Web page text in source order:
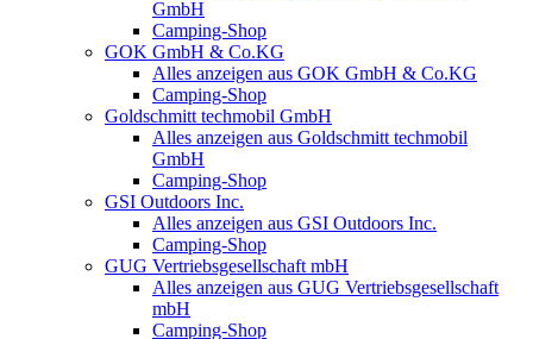
GmbH
Camping-Shop
GOK GmbH & Co.KG
Alles anzeigen aus GOK GmbH & Co.KG
Camping-Shop
Goldschmitt techmobil GmbH
Alles anzeigen aus Goldschmitt techmobil
GmbH
Camping-Shop
GSI Outdoors Inc.
Alles anzeigen aus GSI Outdoors Inc.
Camping-Shop
GUG Vertriebsgesellschaft mbH
Alles anzeigen aus GUG Vertriebsgesellschaft
mbH
Camping-Shop